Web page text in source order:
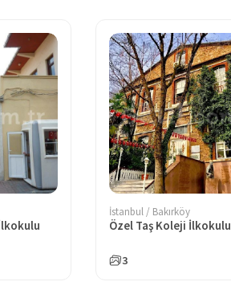
İstanbul / Bakırköy
Özel Taş Koleji İlkokulu
3